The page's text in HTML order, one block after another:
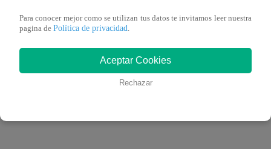
¿Por qué Nelly Rossinelli se volvió viral
Para conocer mejor como se utilizan tus datos te invitamos leer nuestra
pagina de Política de privacidad.
Aceptar Cookies
Rechazar